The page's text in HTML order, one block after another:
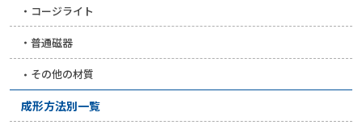
コージライト
普通磁器
その他の材質
成形方法別一覧